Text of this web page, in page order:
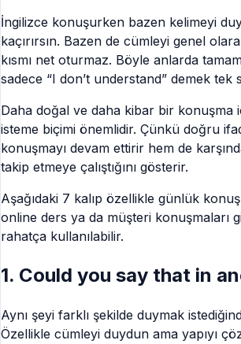
İngilizce konuşurken bazen kelimeyi
kaçırırsın. Bazen de cümleyi genel
kısmı net oturmaz. Böyle anlarda
sadece “I don’t understand” demek tek
Daha doğal ve daha kibar bir konuşma
isteme biçimi önemlidir. Çünkü doğru
konuşmayı devam ettirir hem de
takip etmeye çalıştığını gösterir.
Aşağıdaki 7 kalıp özellikle günlük
online ders ya da müşteri konuşmaları
rahatça kullanılabilir.
1. Could you say that in
Aynı şeyi farklı şekilde duymak
Özellikle cümleyi duydun ama yapıyı